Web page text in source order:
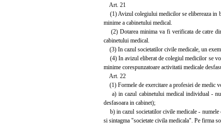
Art. 21
(1) Avizul colegiului medicilor se elibereaza in
minime a cabinetului medical.
(2) Dotarea minima va fi verificata de catre
cabinetului medical.
(3) In cazul societatilor civile medicale, un
(4) In avizul eliberat de colegiul medicilor se
minime corespunzatoare activitatii medicale
Art. 22
(1) Formele de exercitare a profesiei de medic
a) in cazul cabinetului medical individual -
desfasoara in cabinet);
b) in cazul societatilor civile medicale - numele
si sintagma "societate civila medicala". Pe firma